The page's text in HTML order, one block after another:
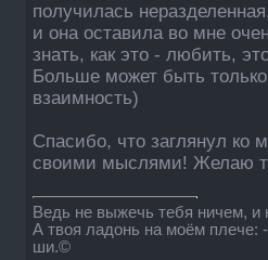
получилась
и она оставила во мне
знать, как это - любить,
Больше может быть
взаимность)
Спасибо, что заглянул ко
своими мыслями! Желаю
Ведь не выжечь тебя ничем,
А твоя ладонь на моём
ши.©